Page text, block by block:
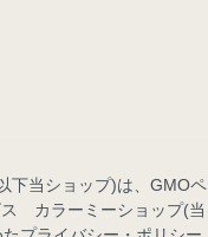
当ショップ)は、 GMOペ
ス カラーミーショップ(当